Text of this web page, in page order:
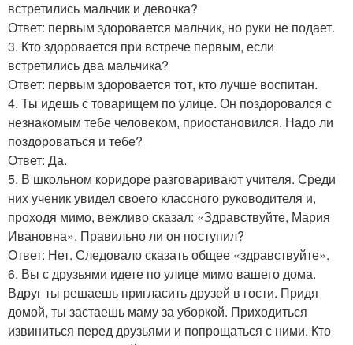
встретились мальчик и девочка?
Ответ: первым здоровается мальчик, но руки не подает.
3. Кто здоровается при встрече первым, если
встретились два мальчика?
Ответ: первым здоровается тот, кто лучше воспитан.
4. Ты идешь с товарищем по улице. Он поздоровался с
незнакомым тебе человеком, приостановился. Надо ли
поздороваться и тебе?
Ответ: Да.
5. В школьном коридоре разговаривают учителя. Среди
них ученик увидел своего классного руководителя и,
проходя мимо, вежливо сказал: «Здравствуйте, Мария
Ивановна». Правильно ли он поступил?
Ответ: Нет. Следовало сказать общее «здравствуйте».
6. Вы с друзьями идете по улице мимо вашего дома.
Вдруг ты решаешь пригласить друзей в гости. Придя
домой, ты застаешь маму за уборкой. Приходиться
извиниться перед друзьями и попрощаться с ними. Кто